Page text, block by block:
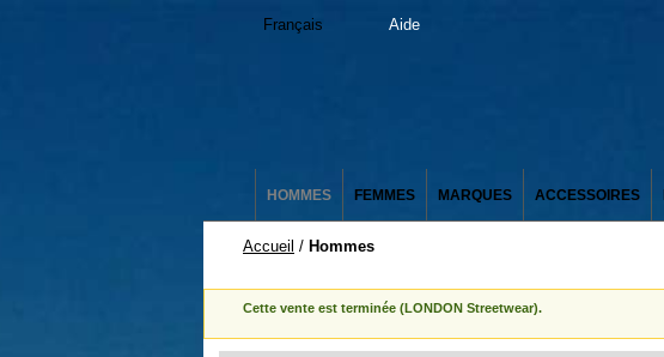
Français Aide
HOMMES FEMMES MARQUES ACCESSOIRES
Accueil / Hommes
Cette vente est terminée (LONDON Streetwear).